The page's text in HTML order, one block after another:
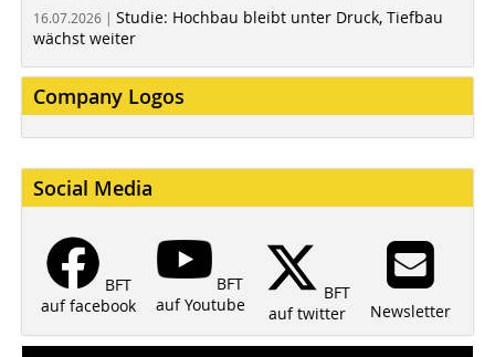
16.07.2026 | Studie: Hochbau bleibt unter Druck, Tiefbau
wächst weiter
Company Logos
Social Media
BFT
auf facebook
BFT
auf Youtube
BFT
auf twitter
Newsletter